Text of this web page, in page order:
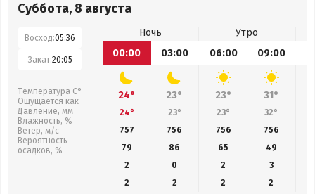
Суббота, 8 августа
Восход:05:36
Закат:20:05
Температура С°
Ощущается как
Давление, мм
Влажность, %
Ветер, м/с
Вероятность
осадков, %
Ночь
Утро
00:00
03:00 06:00 09:00
24° 23° 23° 31°
24° 23° 23° 32°
757
756 756 756
79
86 65 49
2
0 2
3
2
2 2 2